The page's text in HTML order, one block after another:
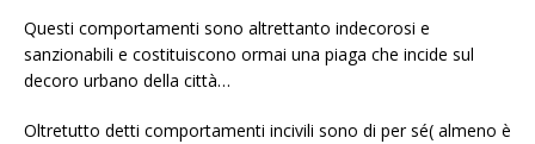
Questi comportamenti sono altrettanto indecorosi e
sanzionabili e costituiscono ormai una piaga che incide sul
decoro urbano della città…
Oltretutto detti comportamenti incivili sono di per sé( almeno è